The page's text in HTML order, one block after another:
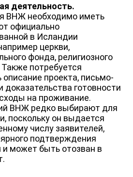
деятельность.
ВНЖ необходимо иметь
официально
в Исландии
церкви,
фонда, религиозного
потребуется
проекта, письмо-
доказательства готовности
на проживание.
ВНЖ редко выбирают для
поскольку он выдается
числу заявителей,
подтверждения
и может быть отозван в